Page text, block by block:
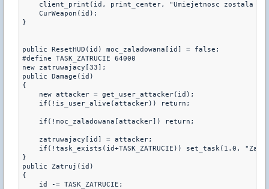
client_print(id, print_center, "Umiejetnosc zostala
    CurWeapon(id);
}
public ResetHUD(id) moc_zaladowana[id] = false;
#define TASK_ZATRUCIE 64000
new zatruwajacy[33];
public Damage(id)
{
    new attacker = get_user_attacker(id);
    if(!is_user_alive(attacker)) return;
    if(!moc_zaladowana[attacker]) return;
    zatruwajacy[id] = attacker;
if(!task_exists(id+TASK_ZATRUCIE)) set_task(1.0,
}
public Zatruj(id)
{
    id -= TASK_ZATRUCIE;